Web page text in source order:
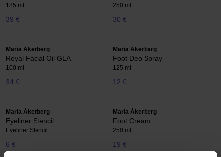
185 ml
39 €
250 ml
30 €
Maria Åkerberg
Royal Facial Oil GLA
100 ml
34 €
Maria Åkerberg
Foot Deo Spray
125 ml
12 €
Maria Åkerberg
Eyeliner Stencil
Eyeliner Stencil
6 €
Maria Åkerberg
Foot Cream
250 ml
19 €